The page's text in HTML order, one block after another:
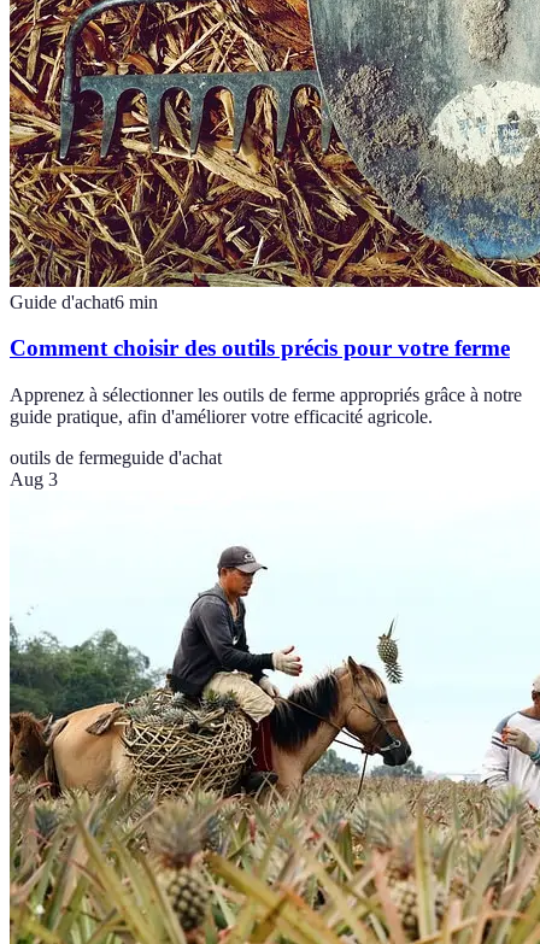
Guide d'achat6 min
Comment choisir des outils précis pour votre ferme
Apprenez à sélectionner les outils de ferme appropriés grâce à notre
guide pratique, afin d'améliorer votre efficacité agricole.
outils de fermeguide d'achat
Aug 3